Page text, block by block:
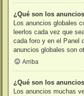
¿Qué son los
Los anuncios globales
leerlos cada vez que
cada foro y en el Panel
anuncios globales son
Arriba
¿Qué son los
Los anuncios muchas